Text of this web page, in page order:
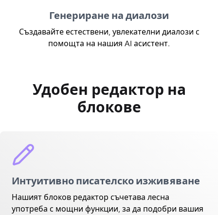
Генериране на диалози
Създавайте естествени, увлекателни диалози с
помощта на нашия AI асистент.
Удобен редактор на
блокове
Интуитивно писателско изживяване
Нашият блоков редактор съчетава лесна
употреба с мощни функции, за да подобри вашия